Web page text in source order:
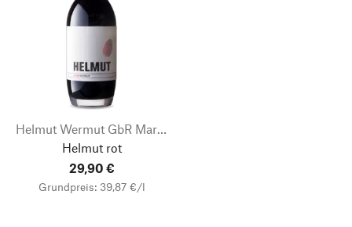
Helmut Wermut GbR Markus Weiß
Helmut rot
29,90 €
Grundpreis: 39,87 €/l